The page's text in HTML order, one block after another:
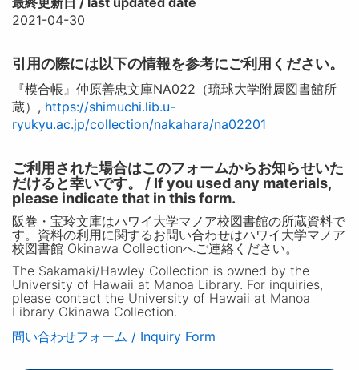
2021-04-30
引用の際には以下の情報を参考にご利用ください。
『模合帳』仲原善忠文庫NA022（琉球大学附属図書館所
蔵）, https://shimuchi.lib.u-
ryukyu.ac.jp/collection/nakahara/na02201
ご利用された場合はこのフォームからお知らせいた
だけると幸いです。 / If you used any materials,
please indicate that in this form.
阪巻・宝玲文庫はハワイ大学マノア校図書館の所蔵資料で
す。資料の利用に関するお問い合わせはハワイ大学マノア
校図書館 Okinawa Collectionへご連絡ください。
The Sakamaki/Hawley Collection is owned by the
University of Hawaii at Manoa Library. For inquiries,
please contact the University of Hawaii at Manoa
Library Okinawa Collection.
問い合わせフォーム / Inquiry Form